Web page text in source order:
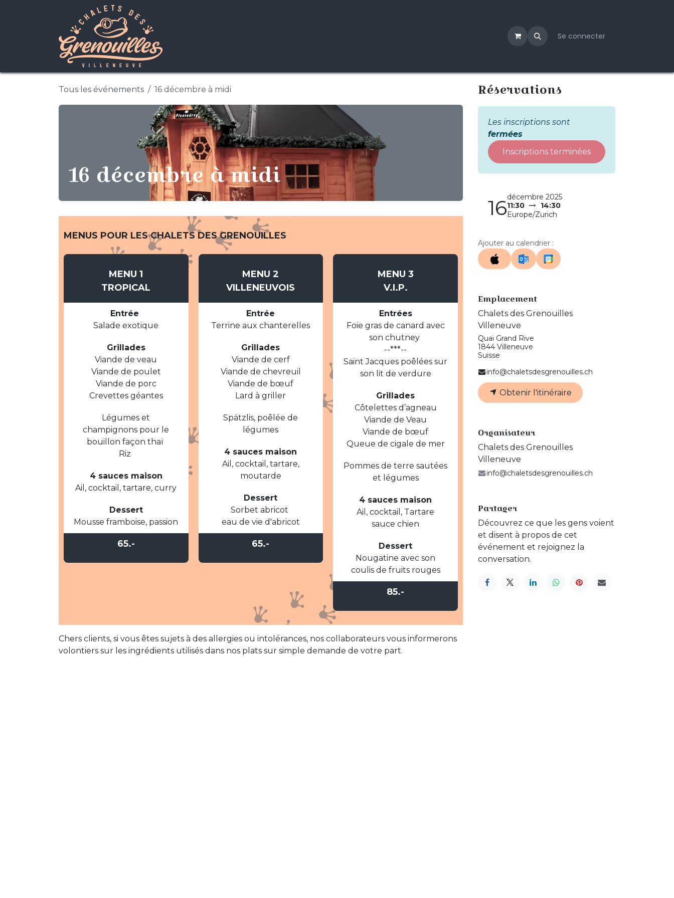
Se connecter
Tous les événements 16 décembre à midi
16 décembre à midi
MENUS POUR LES CHALETS DES GRENOUILLES
MENU 1
TROPICAL
Entrée
Salade exotique
Grillades
Viande de veau
Viande de poulet
Viande de porc
Crevettes géantes
Légumes et
champignons pour le
bouillon façon thaï
Riz
4 sauces maison
Ail, cocktail, tartare, curry
Dessert
Mousse framboise, passion
65.-
MENU 2
VILLENEUVOIS
Entrée
Terrine aux chanterelles
Grillades
Viande de cerf
Viande de chevreuil
Viande de bœuf
Lard à griller
Spätzlis, poêlée de
légumes
4 sauces maison
Ail, cocktail, tartare,
moutarde
Dessert
Sorbet abricot
eau de vie d'abricot
65.-
MENU 3
V.I.P.
Entrées
Foie gras de canard avec
son chutney
--***--
Saint Jacques poêlées sur
son lit de verdure
Grillades
Côtelettes d’agneau
Viande de Veau
Viande de bœuf
Queue de cigale de mer
Pommes de terre sautées
et légumes
4 sauces maison
Ail, cocktail, Tartare
sauce chien
Dessert
Nougatine avec son
coulis de fruits rouges
85.-
Chers clients, si vous êtes sujets à des allergies ou intolérances, nos collaborateurs vous informerons
volontiers sur les ingrédients utilisés dans nos plats sur simple demande de votre part.
Réservations
Les inscriptions sont
fermées
Inscriptions terminées
16décembre 2025
11:30
14:30
Europe/Zurich
Ajouter au calendrier :
Emplacement
Chalets des Grenouilles
Villeneuve
Quai Grand Rive
1844 Villeneuve
Suisse
info@chaletsdesgrenouilles.ch
Obtenir l'itinéraire
Organisateur
Chalets des Grenouilles
Villeneuve
info@chaletsdesgrenouilles.ch
Partager
Découvrez ce que les gens voient
et disent à propos de cet
événement et rejoignez la
conversation.